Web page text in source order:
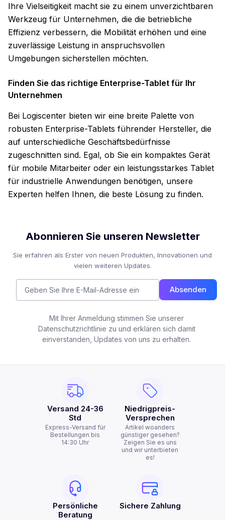
Ihre Vielseitigkeit macht sie zu einem unverzichtbaren
Werkzeug für Unternehmen, die die betriebliche
Effizienz verbessern, die Mobilität erhöhen und eine
zuverlässige Leistung in anspruchsvollen
Umgebungen sicherstellen möchten.
Finden Sie das richtige Enterprise-Tablet für Ihr
Unternehmen
Bei Logiscenter bieten wir eine breite Palette von
robusten Enterprise-Tablets führender Hersteller, die
auf unterschiedliche Geschäftsbedürfnisse
zugeschnitten sind. Egal, ob Sie ein kompaktes Gerät
für mobile Mitarbeiter oder ein leistungsstarkes Tablet
für industrielle Anwendungen benötigen, unsere
Experten helfen Ihnen, die beste Lösung zu finden.
Abonnieren Sie unseren Newsletter
Sie erfahren als Erster von neuen Produkten, Innovationen und
vielen weiteren Updates.
Absenden
Mit Ihrer Anmeldung stimmen Sie unserer
Datenschutzrichtlinie zu und erklären sich damit
einverstanden, Updates von uns zu erhalten.
Versand 24-36
Std
Express-Versand für
Bestellungen bis
14:30 Uhr
Niedrigpreis-
Versprechen
Artikel woanders
günstiger gesehen?
Zeigen Sie es uns
und wir unterbieten
es!
Persönliche
Beratung
Sichere Zahlung